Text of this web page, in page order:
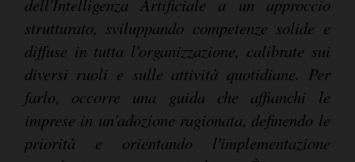
dell'Intelligenza Artificiale a un approccio
strutturato, sviluppando competenze solide e
diffuse in tutta l'organizzazione, calibrate sui
diversi ruoli e sulle attività quotidiane. Per
farlo, occorre una guida che affianchi le
imprese in un'adozione ragionata, definendo le
priorità e orientando l'implementazione